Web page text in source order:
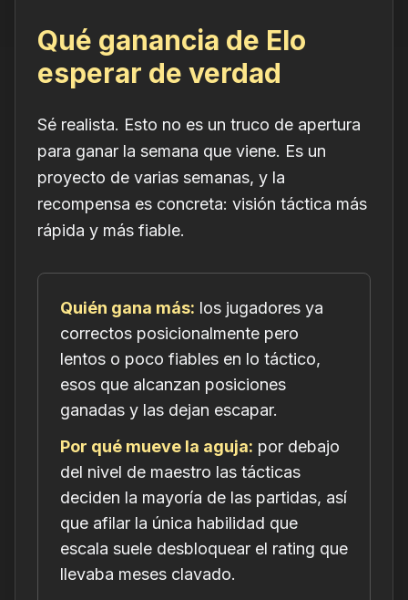
Qué ganancia de Elo
esperar de verdad
Sé realista. Esto no es un truco de apertura
para ganar la semana que viene. Es un
proyecto de varias semanas, y la
recompensa es concreta: visión táctica más
rápida y más fiable.
Quién gana más: los jugadores ya
correctos posicionalmente pero
lentos o poco fiables en lo táctico,
esos que alcanzan posiciones
ganadas y las dejan escapar.
Por qué mueve la aguja: por debajo
del nivel de maestro las tácticas
deciden la mayoría de las partidas, así
que afilar la única habilidad que
escala suele desbloquear el rating que
llevaba meses clavado.